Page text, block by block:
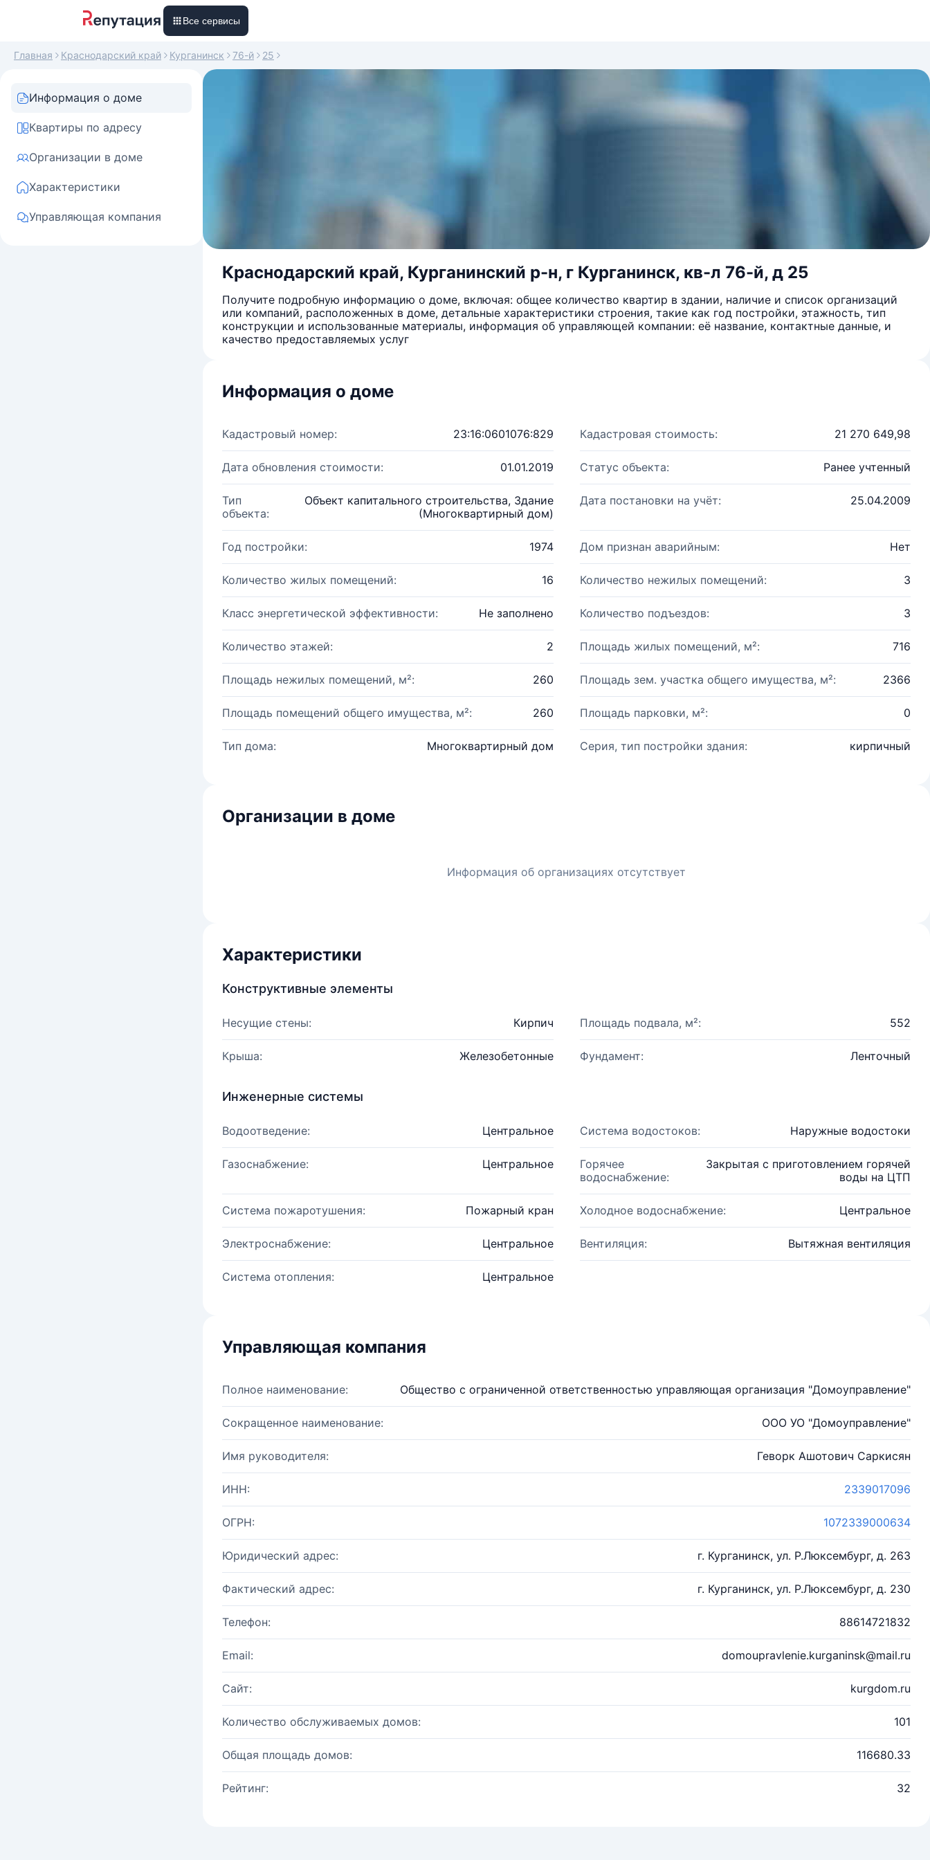
Все сервисы
Главная Краснодарский край Курганинск 76-й 25
Информация о доме
Квартиры по адресу
Организации в доме
Характеристики
Управляющая компания
Краснодарский край, Курганинский р-н, г Курганинск, кв-л 76-й, д 25
Получите подробную информацию о доме, включая: общее количество квартир в здании, наличие и список организаций
или компаний, расположенных в доме, детальные характеристики строения, такие как год постройки, этажность, тип
конструкции и использованные материалы, информация об управляющей компании: её название, контактные данные, и
качество предоставляемых услуг
Информация о доме
Кадастровый номер: 23:16:0601076:829 Кадастровая стоимость: 21 270 649,98
Дата обновления стоимости: 01.01.2019 Статус объекта: Ранее учтенный
Тип
объекта:
Объект капитального строительства, Здание
(Многоквартирный дом)
Дата постановки на учёт: 25.04.2009
Год постройки: 1974 Дом признан аварийным: Нет
Количество жилых помещений: 16 Количество нежилых помещений: 3
Класс энергетической эффективности: Не заполнено Количество подъездов: 3
Количество этажей: 2 Площадь жилых помещений, м²: 716
Площадь нежилых помещений, м²: 260 Площадь зем. участка общего имущества, м²: 2366
Площадь помещений общего имущества, м²: 260 Площадь парковки, м²: 0
Тип дома: Многоквартирный дом Серия, тип постройки здания: кирпичный
Организации в доме
Информация об организациях отсутствует
Характеристики
Конструктивные элементы
Несущие стены: Кирпич Площадь подвала, м²: 552
Крыша: Железобетонные Фундамент: Ленточный
Инженерные системы
Водоотведение: Центральное Система водостоков: Наружные водостоки
Газоснабжение: Центральное
Горячее
водоснабжение:
Закрытая с приготовлением горячей
воды на ЦТП
Система пожаротушения: Пожарный кран Холодное водоснабжение: Центральное
Электроснабжение: Центральное Вентиляция: Вытяжная вентиляция
Система отопления: Центральное
Управляющая компания
Полное наименование: Общество с ограниченной ответственностью управляющая организация "Домоуправление"
Сокращенное наименование: ООО УО "Домоуправление"
Имя руководителя: Геворк Ашотович Саркисян
ИНН: 2339017096
ОГРН: 1072339000634
Юридический адрес: г. Курганинск, ул. Р.Люксембург, д. 263
Фактический адрес: г. Курганинск, ул. Р.Люксембург, д. 230
Телефон: 88614721832
Email: domoupravlenie.kurganinsk@mail.ru
Сайт: kurgdom.ru
Количество обслуживаемых домов: 101
Общая площадь домов: 116680.33
Рейтинг: 32